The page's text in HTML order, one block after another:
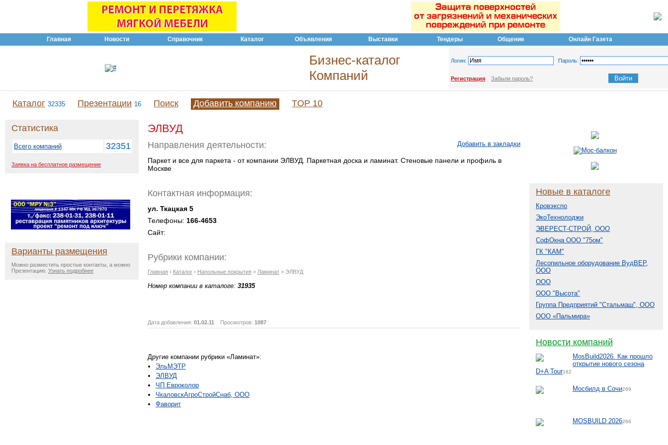
Главная Новости Справочник Каталог Объявления Выставки Тендеры Общение Онлайн Газета
Бизнес-каталог
Компаний
Логин: Пароль:
Регистрация Забыли пароль?
Каталог 32335 Презентации 16 Поиск Добавить компанию TOP 10
Статистика
Всего компаний 32351
Заявка на бесплатное размещение
Варианты размещения
Можно разместить простые контакты, а можно
Презентацию. Узнать подробнее
ЭЛВУД
Добавить в закладки
Направления деятельности:
Паркет и все для паркета - от компании ЭЛВУД. Паркетная доска и ламинат. Стеновые панели и профиль в
Москве
Контактная информация:
ул. Ткацкая 5
Телефоны: 166-4653
Сайт:
Рубрики компании:
Главная › Каталог › Напольные покрытия > Ламинат > ЭЛВУД
Номер компании в каталоге: 31935
Дата добавления: 01.02.11 Просмотров: 1087
Другие компании рубрики «Ламинат»:
ЭльМЭТР
ЭЛВУД
ЧП Евроколор
ЧкаловскАгроСтройСнаб, ООО
Фаворит
Новые в каталоге
Кровэкспо
ЭкоТехнолоджи
ЭВЕРЕСТ-СТРОЙ, ООО
СофОкна ООО "75ом"
ГК "КАМ"
Лесопильное оборудование ВудВЕР,
ООО
ООО
ООО "Высота"
Группа Предприятий "Стальмаш", ООО
ООО «Пальмира»
Новости компаний
MosBuild2026. Как прошло
открытие нового сезона
D+A Tour162
Мосбилд в Сочи269
MOSBUILD 2026266